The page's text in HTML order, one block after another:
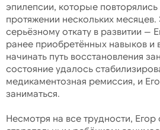
эпилепсии, которые
протяжении нескольких
серьёзному откату в развитии —
ранее приобретённых навыков и
начинать путь восстановления
состояние удалось
медикаментозная ремиссия, и
заниматься.
Несмотря на все трудности, Егор